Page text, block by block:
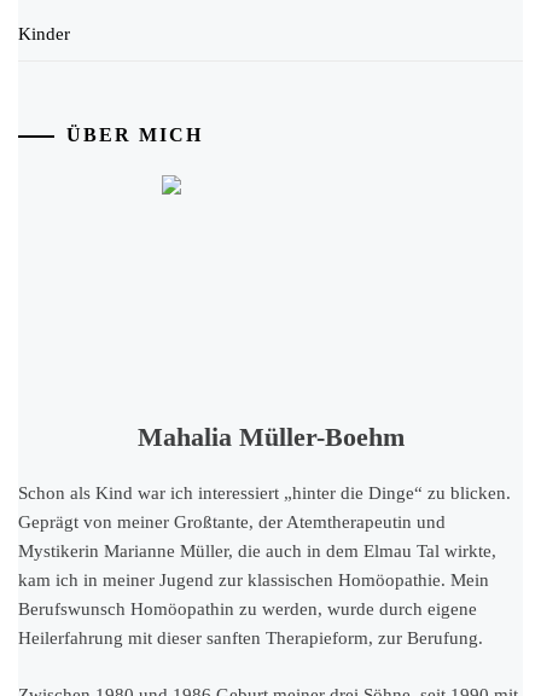
Kinder
ÜBER MICH
Mahalia Müller-Boehm
Schon als Kind war ich interessiert „hinter die Dinge“ zu blicken.
Geprägt von meiner Großtante, der Atemtherapeutin und
Mystikerin Marianne Müller, die auch in dem Elmau Tal wirkte,
kam ich in meiner Jugend zur klassischen Homöopathie. Mein
Berufswunsch Homöopathin zu werden, wurde durch eigene
Heilerfahrung mit dieser sanften Therapieform, zur Berufung.